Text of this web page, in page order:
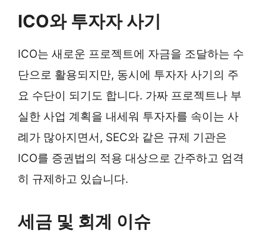
ICO와 투자자 사기
ICO는 새로운 프로젝트에 자금을 조달하는 수
단으로 활용되지만, 동시에 투자자 사기의 주
요 수단이 되기도 합니다. 가짜 프로젝트나 부
실한 사업 계획을 내세워 투자자를 속이는 사
례가 많아지면서, SEC와 같은 규제 기관은
ICO를 증권법의 적용 대상으로 간주하고 엄격
히 규제하고 있습니다.
세금 및 회계 이슈